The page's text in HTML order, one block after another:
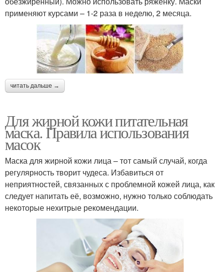
применяют курсами – 1-2 раза в неделю, 2 месяца.
читать дальше →
Для жирной кожи питательная
маска. Правила использования
масок
Маска для жирной кожи лица – тот самый случай, когда
регулярность творит чудеса. Избавиться от
неприятностей, связанных с проблемной кожей лица, как
следует напитать её, возможно, нужно только соблюдать
некоторые нехитрые рекомендации.